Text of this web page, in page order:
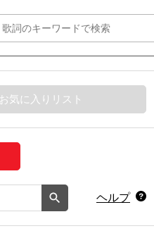
お気に入りリスト
ヘルプ